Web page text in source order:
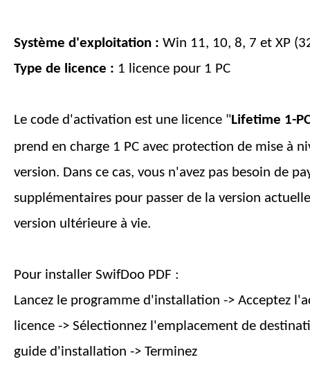
Système d'exploitation : Win 11, 10, 8, 7 et XP
Type de licence : 1 licence pour 1 PC
Le code d'activation est une licence "Lifetime 1-
prend en charge 1 PC avec protection de mise à
version. Dans ce cas, vous n'avez pas besoin de
supplémentaires pour passer de la version
version ultérieure à vie.
Pour installer SwifDoo PDF :
Lancez le programme d'installation -> Acceptez
licence -> Sélectionnez l'emplacement de
guide d'installation -> Terminez